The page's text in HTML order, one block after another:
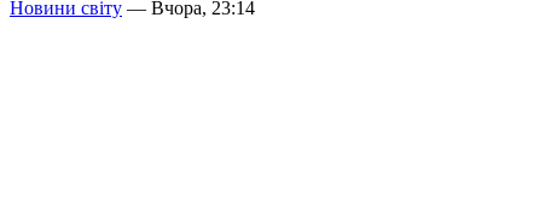
Новини світу — Вчора, 23:14